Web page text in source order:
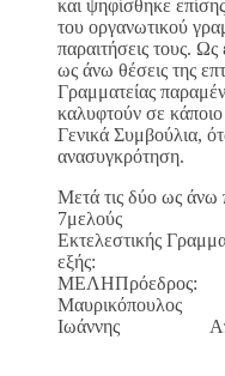
και ψηφίσθηκε
του οργανωτικού
παραιτήσεις τους.
ως άνω θέσεις της
Γραμματείας
καλυφτούν σε
Γενικά Συμβούλια,
ανασυγκρότηση.
Μετά τις δύο ως άνω
7μελούς
Εκτελεστικής
Μαυρικόπουλος
Ιωάννης